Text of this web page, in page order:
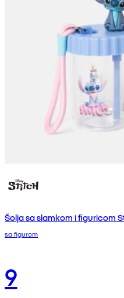
Šolja sa slamkom i figuricom
sa figurom
9